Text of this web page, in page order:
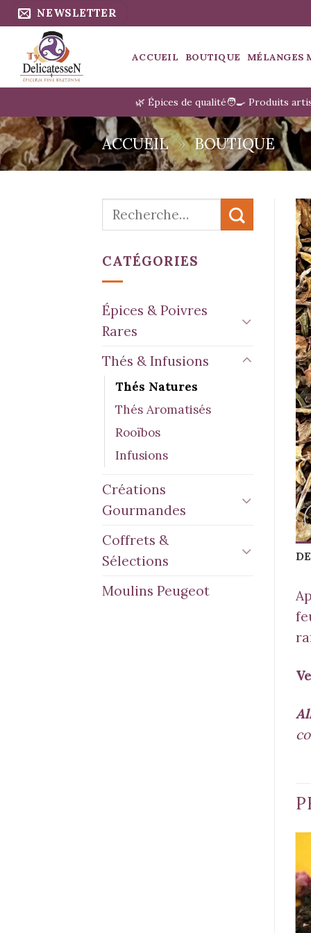
Passer
au
contenu
NEWSLETTER
ACCUEIL BOUTIQUE MÉLANGES
🌿 Épices de qualité🧑‍🍳 Produits
ACCUEIL » BOUTIQUE
Recherche
CATÉGORIES
Épices & Poivres
Rares
Thés & Infusions
Thés Natures
Thés Aromatisés
Rooïbos
Infusions
Créations
Gourmandes
Coffrets &
Sélections
Moulins Peugeot